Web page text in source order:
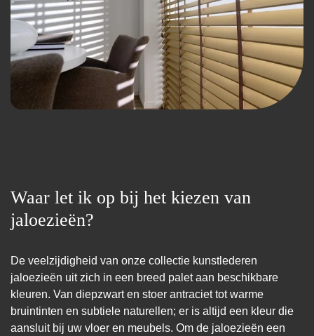
Waar let ik op bij het kiezen van
jaloezieën?
De veelzijdigheid van onze collectie kunstlederen
jaloezieën uit zich in een breed palet aan beschikbare
kleuren. Van diepzwart en stoer antraciet tot warme
bruintinten en subtiele naturellen; er is altijd een kleur die
aansluit bij uw vloer en meubels. Om de jaloezieën een